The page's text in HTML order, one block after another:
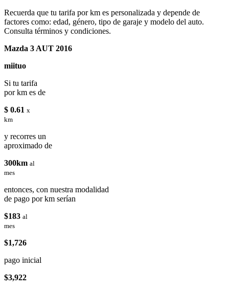
Recuerda que tu tarifa por km es personalizada y depende de
factores como: edad, género, tipo de garaje y modelo del auto.
Consulta términos y condiciones.
Mazda 3 AUT 2016
miituo
Si tu tarifa
por km es de
$ 0.61 x
km
y recorres un
aproximado de
300km al
mes
entonces, con nuestra modalidad
de pago por km serían
$183 al
mes
$1,726
pago inicial
$3,922